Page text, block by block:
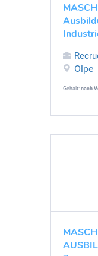
Olpe
Gehalt: nach